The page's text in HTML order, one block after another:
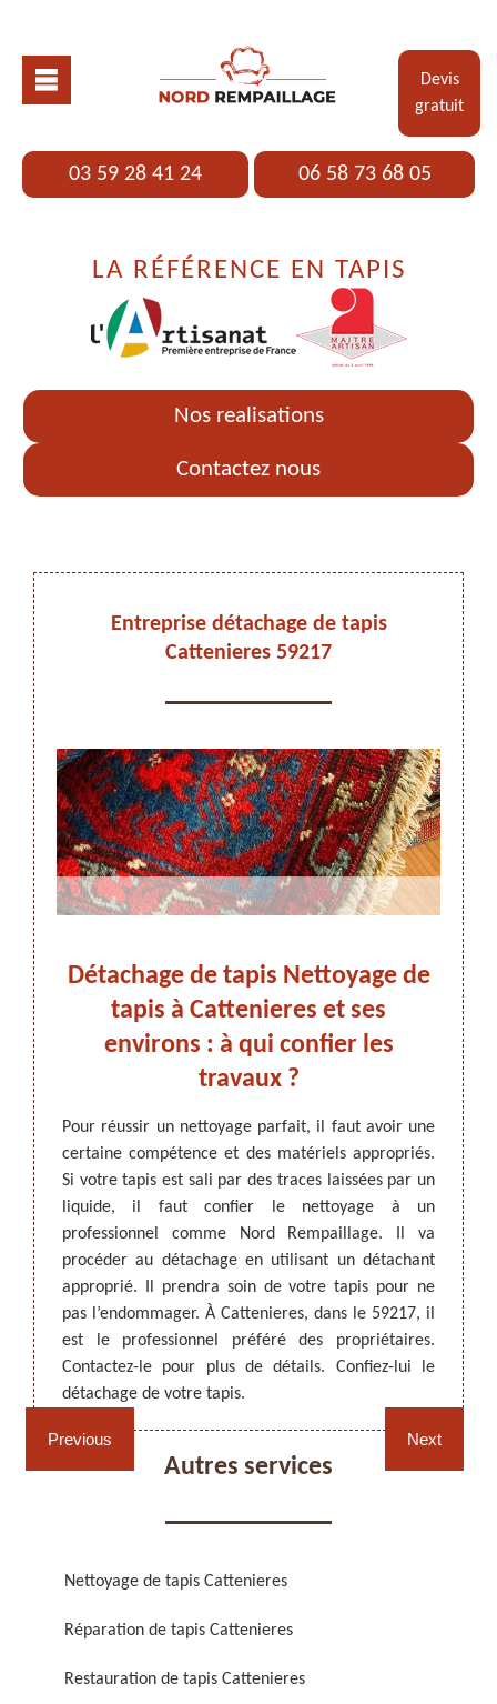
Devis
gratuit
03 59 28 41 24 06 58 73 68 05
LA RÉFÉRENCE EN TAPIS
Nos realisations
Contactez nous
ARTISAN DEZITTER, REMPAILLAGE -
CANNAGE - RECOLLAGE, 59 NORD
Rempaillage fauteuil,
chaises et sièges 59
Cannage fauteuil, chaises
et sièges 59
Réparation de fauteuil,
Réfection de fauteuil,
Entreprise détachage de tapis
Cattenieres 59217
Previous
sa
le
des
il
un
le
le et
êtes
Détachage de tapis Nettoyage de
tapis à Cattenieres et ses
environs : à qui confier les
travaux ?
Pour réussir un nettoyage parfait, il faut avoir une
certaine compétence et des matériels appropriés.
Si votre tapis est sali par des traces laissées par un
liquide, il faut confier le nettoyage à un
professionnel comme Nord Rempaillage. Il va
procéder au détachage en utilisant un détachant
approprié. Il prendra soin de votre tapis pour ne
pas l’endommager. À Cattenieres, dans le 59217, il
est le professionnel préféré des propriétaires.
Contactez-le pour plus de détails. Confiez-lui le
détachage de votre tapis.
un
Pour
du
ces
faire
de
Next
Autres services
Nettoyage de tapis Cattenieres
Réparation de tapis Cattenieres
Restauration de tapis Cattenieres